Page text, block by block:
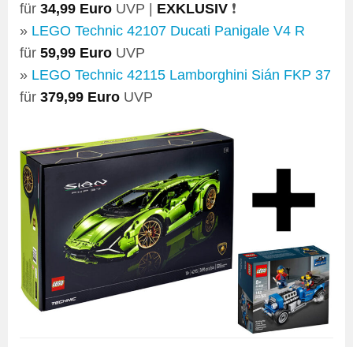
für 34,99 Euro UVP | EXKLUSIV ❗
» LEGO Technic 42107 Ducati Panigale V4 R
für 59,99 Euro UVP
» LEGO Technic 42115 Lamborghini Sián FKP 37
für 379,99 Euro UVP